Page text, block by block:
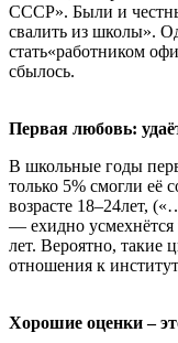
СССР». Были и
свалить из школы».
стать«работником
сбылось.
Первая любовь:
В школьные годы
только 5% смогли её
возрасте 18–24лет,
— ехидно
лет. Вероятно, такие
отношения к
Хорошие оценки –